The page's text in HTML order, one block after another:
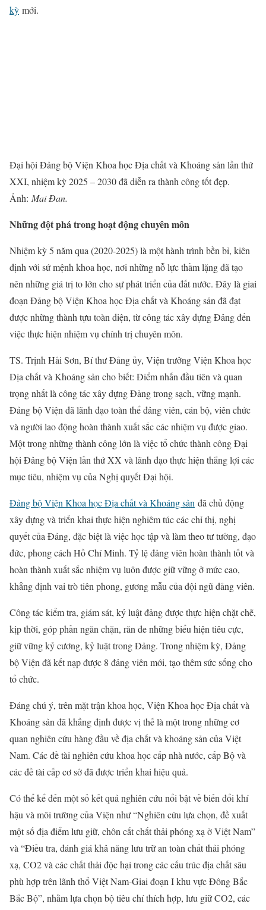
kỳ mới.
Đại hội Đảng bộ Viện Khoa học Địa chất và Khoáng sản lần thứ
XXI, nhiệm kỳ 2025 – 2030 đã diễn ra thành công tốt đẹp.
Ảnh: Mai Đan.
Những đột phá trong hoạt động chuyên môn
Nhiệm kỳ 5 năm qua (2020-2025) là một hành trình bền bỉ, kiên
định với sứ mệnh khoa học, nơi những nỗ lực thầm lặng đã tạo
nên những giá trị to lớn cho sự phát triển của đất nước. Đây là giai
đoạn Đảng bộ Viện Khoa học Địa chất và Khoáng sản đã đạt
được những thành tựu toàn diện, từ công tác xây dựng Đảng đến
việc thực hiện nhiệm vụ chính trị chuyên môn.
TS. Trịnh Hải Sơn, Bí thư Đảng ủy, Viện trưởng Viện Khoa học
Địa chất và Khoáng sản cho biết: Điểm nhấn đầu tiên và quan
trọng nhất là công tác xây dựng Đảng trong sạch, vững mạnh.
Đảng bộ Viện đã lãnh đạo toàn thể đảng viên, cán bộ, viên chức
và người lao động hoàn thành xuất sắc các nhiệm vụ được giao.
Một trong những thành công lớn là việc tổ chức thành công Đại
hội Đảng bộ Viện lần thứ XX và lãnh đạo thực hiện thắng lợi các
mục tiêu, nhiệm vụ của Nghị quyết Đại hội.
Đảng bộ Viện Khoa học Địa chất và Khoáng sản đã chủ động
xây dựng và triển khai thực hiện nghiêm túc các chỉ thị, nghị
quyết của Đảng, đặc biệt là việc học tập và làm theo tư tưởng, đạo
đức, phong cách Hồ Chí Minh. Tỷ lệ đảng viên hoàn thành tốt và
hoàn thành xuất sắc nhiệm vụ luôn được giữ vững ở mức cao,
khẳng định vai trò tiên phong, gương mẫu của đội ngũ đảng viên.
Công tác kiểm tra, giám sát, kỷ luật đảng được thực hiện chặt chẽ,
kịp thời, góp phần ngăn chặn, răn đe những biểu hiện tiêu cực,
giữ vững kỷ cương, kỷ luật trong Đảng. Trong nhiệm kỳ, Đảng
bộ Viện đã kết nạp được 8 đảng viên mới, tạo thêm sức sống cho
tổ chức.
Đáng chú ý, trên mặt trận khoa học, Viện Khoa học Địa chất và
Khoáng sản đã khẳng định được vị thế là một trong những cơ
quan nghiên cứu hàng đầu về địa chất và khoáng sản của Việt
Nam. Các đề tài nghiên cứu khoa học cấp nhà nước, cấp Bộ và
các đề tài cấp cơ sở đã được triển khai hiệu quả.
Có thể kể đến một số kết quả nghiên cứu nổi bật về biến đổi khí
hậu và môi trường của Viện như “Nghiên cứu lựa chọn, đề xuất
một số địa điểm lưu giữ, chôn cất chất thải phóng xạ ở Việt Nam”
và “Điều tra, đánh giá khả năng lưu trữ an toàn chất thải phóng
xạ, CO2 và các chất thải độc hại trong các cấu trúc địa chất sâu
phù hợp trên lãnh thổ Việt Nam-Giai đoạn I khu vực Đông Bắc
Bắc Bộ”, nhằm lựa chọn bộ tiêu chí thích hợp, lưu giữ CO2, các